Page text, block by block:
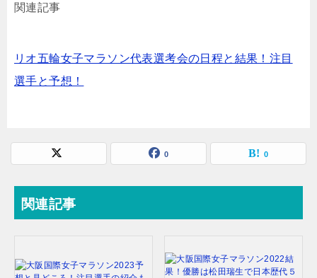
関連記事
リオ五輪女子マラソン代表選考会の日程と結果！注目
選手と予想！
0 0
関連記事